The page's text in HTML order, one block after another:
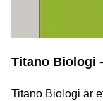
Titano Biologi
Titano Biologi är